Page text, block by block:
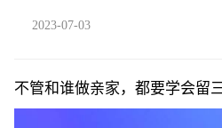
2023-07-03
不管和谁做亲家，都要学会留
哑巴亏 当前快播